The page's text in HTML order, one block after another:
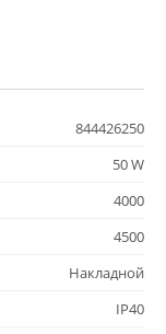
844426250
50 W
4000
4500
Накладной
IP40